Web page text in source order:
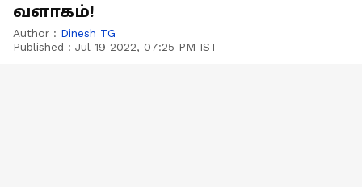
வளாகம்!
Author : Dinesh TG
Published : Jul 19 2022, 07:25 PM IST